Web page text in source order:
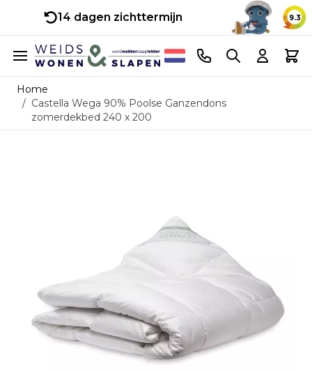
14 dagen zichttermijn 9.3
Ga naar de inhoud
Telefoonnummer
Search Cart
Home
/ Castella Wega 90% Poolse Ganzendons
zomerdekbed 240 x 200